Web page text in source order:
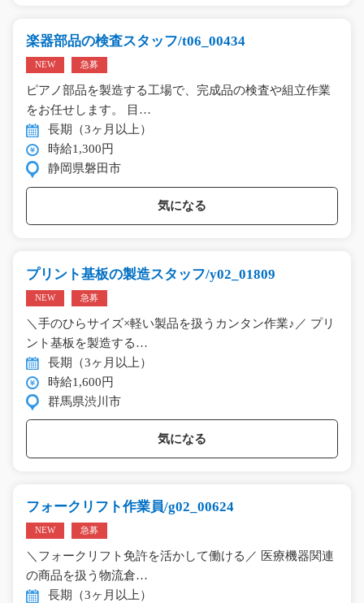
楽器部品の検査スタッフ/t06_00434
NEW 急募
ピアノ部品を製造する工場で、完成品の検査や組立作業
をお任せします。 目…
長期（3ヶ月以上）
時給1,300円
静岡県磐田市
気になる
プリント基板の製造スタッフ/y02_01809
NEW 急募
＼手のひらサイズ×軽い製品を扱うカンタン作業♪／ プリ
ント基板を製造する…
長期（3ヶ月以上）
時給1,600円
群馬県渋川市
気になる
フォークリフト作業員/g02_00624
NEW 急募
＼フォークリフト免許を活かして働ける／ 医療機器関連
の商品を扱う物流倉…
長期（3ヶ月以上）